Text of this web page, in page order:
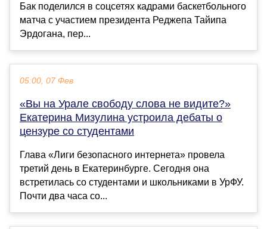
Бак поделился в соцсетях кадрами баскетбольного
матча с участием президента Реджепа Тайипа
Эрдогана, пер...
05:00, 07 Фев
«Вы на Урале свободу слова не видите?»
Екатерина Мизулина устроила дебаты о
цензуре со студентами
Глава «Лиги безопасного интернета» провела
третий день в Екатеринбурге. Сегодня она
встретилась со студентами и школьниками в УрФУ.
Почти два часа со...